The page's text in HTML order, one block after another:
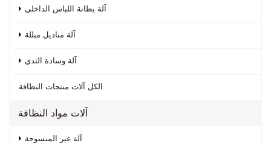
آلة بطانة اللباس الداخلي
آلة مناديل مبللة
آلة وسادة الثدي
الكل آلات منتجات النظافة
آلات مواد النظافة
آلة غير المنسوجة